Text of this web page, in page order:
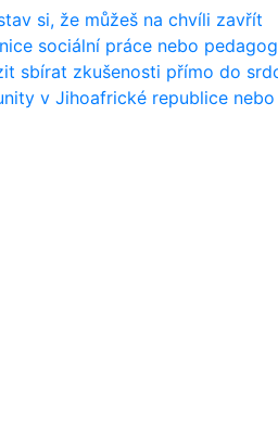
si, že můžeš na chvíli zavřít
sociální práce nebo
sbírat zkušenosti přímo do
v Jihoafrické republice nebo